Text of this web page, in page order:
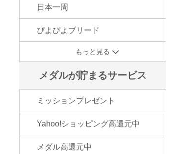
日本一周
ぴよぴよブリード
もっと見る
メダルが貯まるサービス
ミッションプレゼント
Yahoo!ショッピング高還元中
メダル高還元中